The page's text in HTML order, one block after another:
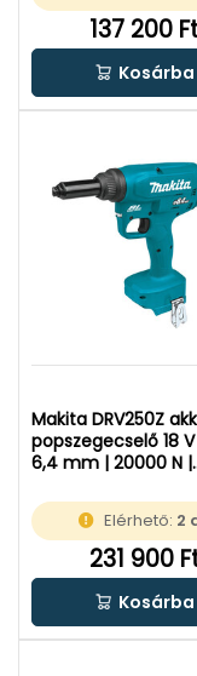
137 200
Kosárba
Makita DRV250Z
popszegecselő 18
6,4 mm | 20000 N |
töltő nélkül |
Kartondobozban
Elérhető: 2
231 900
Kosárba